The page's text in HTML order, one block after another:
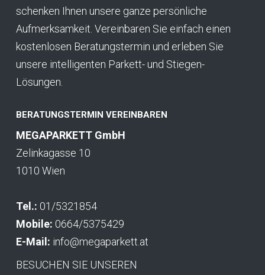
schenken Ihnen unsere ganze persönliche
Aufmerksamkeit. Vereinbaren Sie einfach einen
kostenlosen Beratungstermin und erleben Sie
unsere intelligenten Parkett- und Stiegen-
Lösungen.
BERATUNGSTERMIN VEREINBAREN
MEGAPARKETT GmbH
Zelinkagasse 10
1010 Wien
Tel.: 01/5321854
Mobile: 0664/5375429
E-Mail: info@megaparkett.at
BESUCHEN SIE UNSEREN